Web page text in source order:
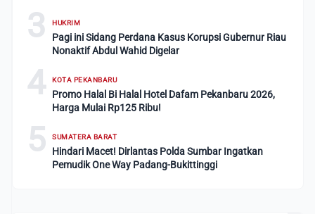
3 HUKRIM
Pagi ini Sidang Perdana Kasus Korupsi Gubernur Riau
Nonaktif Abdul Wahid Digelar
4 KOTA PEKANBARU
Promo Halal Bi Halal Hotel Dafam Pekanbaru 2026,
Harga Mulai Rp125 Ribu!
5 SUMATERA BARAT
Hindari Macet! Dirlantas Polda Sumbar Ingatkan
Pemudik One Way Padang-Bukittinggi